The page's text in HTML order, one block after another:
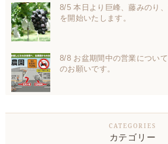
8/5 本日より巨峰、藤みのり
を開始いたします。
8/8 お盆期間中の営業につい
のお願いです。
カテゴリー